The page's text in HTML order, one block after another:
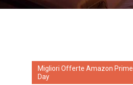
Migliori Offerte Amazon Prime
Day